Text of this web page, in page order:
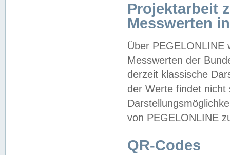
Projektarbeit
Messwerten
Über PEGELONLINE
Messwerten der
derzeit klassische
der Werte findet
von PEGELONLINE
QR-Codes